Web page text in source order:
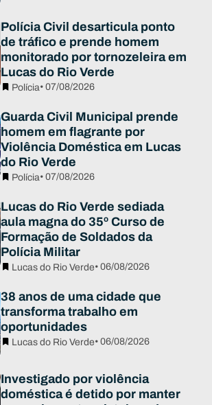
Polícia Civil desarticula ponto
de tráfico e prende homem
monitorado por tornozeleira em
Lucas do Rio Verde
Polícia• 07/08/2026
Guarda Civil Municipal prende
homem em flagrante por
Violência Doméstica em Lucas
do Rio Verde
Polícia• 07/08/2026
Lucas do Rio Verde sediada
aula magna do 35º Curso de
Formação de Soldados da
Polícia Militar
Lucas do Rio Verde• 06/08/2026
38 anos de uma cidade que
transforma trabalho em
oportunidades
Lucas do Rio Verde• 06/08/2026
Investigado por violência
doméstica é detido por manter